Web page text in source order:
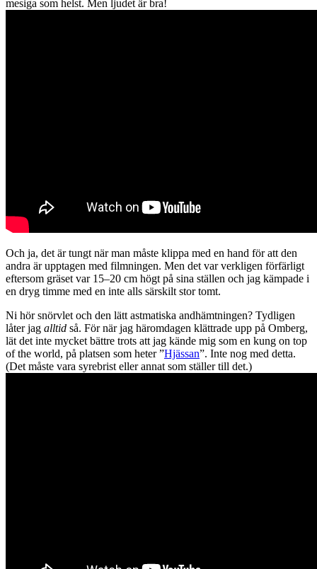
mesiga som helst. Men ljudet är bra!
Och ja, det är tungt när man måste klippa med en hand för att den
andra är upptagen med filmningen. Men det var verkligen förfärligt
eftersom gräset var 15–20 cm högt på sina ställen och jag kämpade i
en dryg timme med en inte alls särskilt stor tomt.
Ni hör snörvlet och den lätt astmatiska andhämtningen? Tydligen
låter jag alltid så. För när jag häromdagen klättrade upp på Omberg,
lät det inte mycket bättre trots att jag kände mig som en kung on top
of the world, på platsen som heter ”Hjässan”. Inte nog med detta.
(Det måste vara syrebrist eller annat som ställer till det.)